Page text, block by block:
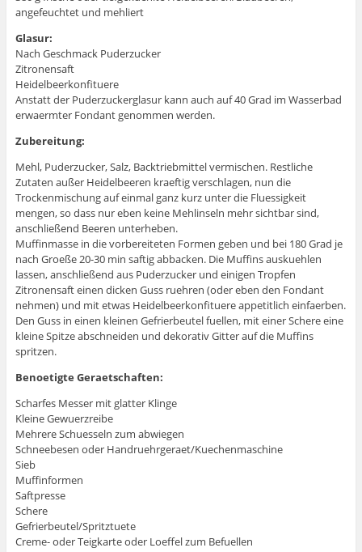
angefeuchtet und mehliert
Glasur:
Nach Geschmack Puderzucker
Zitronensaft
Heidelbeerkonfituere
Anstatt der Puderzuckerglasur kann auch auf 40 Grad im Wasserbad
erwaermter Fondant genommen werden.
Zubereitung:
Mehl, Puderzucker, Salz, Backtriebmittel vermischen. Restliche
Zutaten außer Heidelbeeren kraeftig verschlagen, nun die
Trockenmischung auf einmal ganz kurz unter die Fluessigkeit
mengen, so dass nur eben keine Mehlinseln mehr sichtbar sind,
anschließend Beeren unterheben.
Muffinmasse in die vorbereiteten Formen geben und bei 180 Grad je
nach Groeße 20-30 min saftig abbacken. Die Muffins auskuehlen
lassen, anschließend aus Puderzucker und einigen Tropfen
Zitronensaft einen dicken Guss ruehren (oder eben den Fondant
nehmen) und mit etwas Heidelbeerkonfituere appetitlich einfaerben.
Den Guss in einen kleinen Gefrierbeutel fuellen, mit einer Schere eine
kleine Spitze abschneiden und dekorativ Gitter auf die Muffins
spritzen.
Benoetigte Geraetschaften:
Scharfes Messer mit glatter Klinge
Kleine Gewuerzreibe
Mehrere Schuesseln zum abwiegen
Schneebesen oder Handruehrgeraet/Kuechenmaschine
Sieb
Muffinformen
Saftpresse
Schere
Gefrierbeutel/Spritztuete
Creme- oder Teigkarte oder Loeffel zum Befuellen